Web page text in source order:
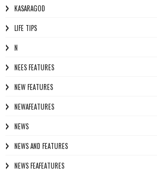
KASARAGOD
LIFE TIPS
N
NEES FEATURES
NEW FEATURES
NEWAFEATURES
NEWS
NEWS AND FEATURES
NEWS FEAFEATURES